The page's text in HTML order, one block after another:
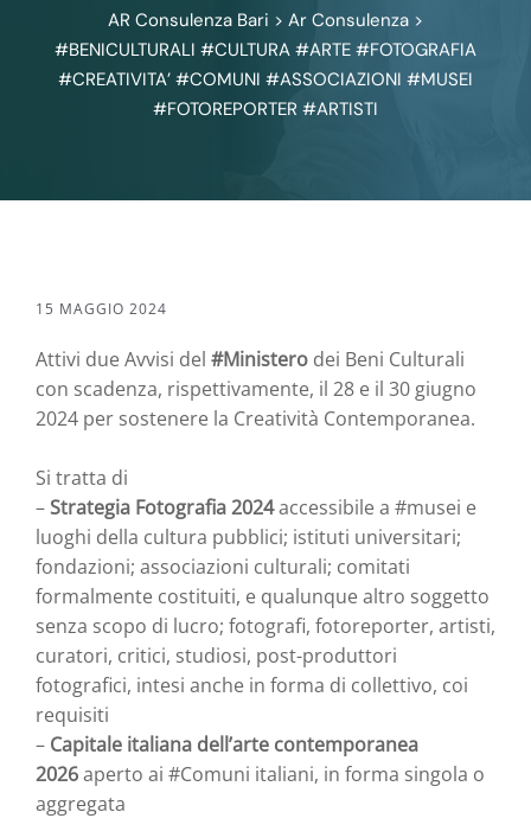
AR Consulenza Bari > Ar Consulenza >
#BENICULTURALI #CULTURA #ARTE #FOTOGRAFIA
#CREATIVITA’ #COMUNI #ASSOCIAZIONI #MUSEI
#FOTOREPORTER #ARTISTI
15 MAGGIO 2024
Attivi due Avvisi del #Ministero dei Beni Culturali
con scadenza, rispettivamente, il 28 e il 30 giugno
2024 per sostenere la Creatività Contemporanea.
Si tratta di
–Strategia Fotografia 2024accessibile a #musei e
luoghi della cultura pubblici; istituti universitari;
fondazioni; associazioni culturali; comitati
formalmente costituiti, e qualunque altro soggetto
senza scopo di lucro; fotografi, fotoreporter, artisti,
curatori, critici, studiosi, post-produttori
fotografici, intesi anche in forma di collettivo, coi
requisiti
– Capitale italiana dell’arte contemporanea
2026aperto ai #Comuni italiani, in forma singola o
aggregata